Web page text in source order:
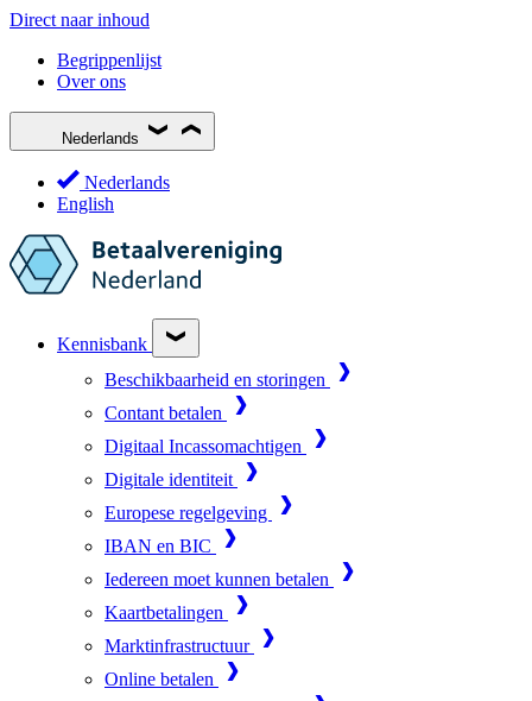
Direct naar inhoud
Begrippenlijst
Over ons
Nederlands
Nederlands
English
Kennisbank
Beschikbaarheid en storingen
Contant betalen
Digitaal Incassomachtigen
Digitale identiteit
Europese regelgeving
IBAN en BIC
Iedereen moet kunnen betalen
Kaartbetalingen
Marktinfrastructuur
Online betalen